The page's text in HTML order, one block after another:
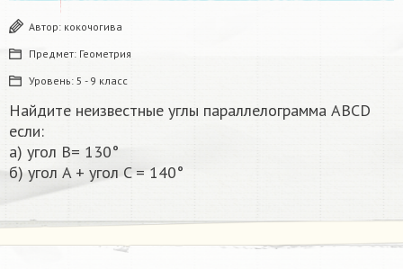
Автор: кокочогива
Предмет: Геометрия
Уровень: 5 - 9 класс
Найдите неизвестные углы параллелограмма ABCD
если:
а) угол B= 130°
б) угол A + угол C = 140°​